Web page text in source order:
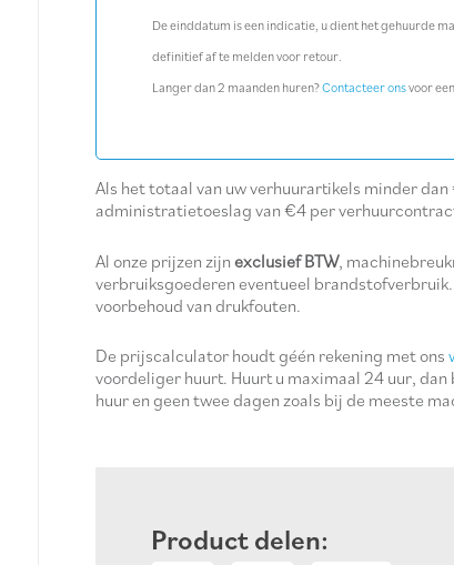
De einddatum is een indicatie, u dient het gehuurde
definitief af te melden voor retour.
Langer dan 2 maanden huren?Contacteer onsvoor
Als het totaal van uw verhuurartikels minder
administratietoeslag van €4 per
Al onze prijzen zijn exclusief BTW,
verbruiksgoederen eventueel
voorbehoud van drukfouten.
De prijscalculator houdt géén rekening met ons
voordeliger huurt. Huurt u maximaal 24 uur,
huur en geen twee dagen zoals bij de meeste
Product delen: